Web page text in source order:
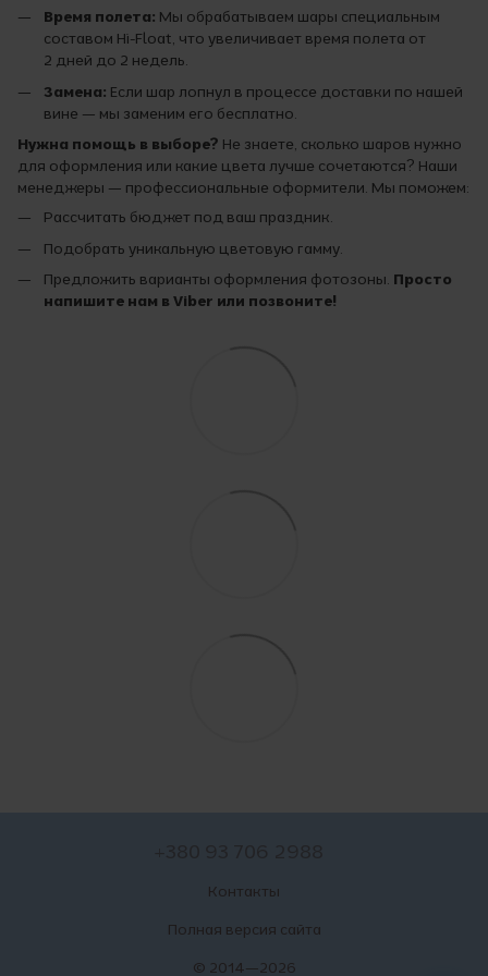
Время полета: Мы обрабатываем шары специальным
составом Hi-Float, что увеличивает время полета от
2 дней до 2 недель.
Замена: Если шар лопнул в процессе доставки по нашей
вине — мы заменим его бесплатно.
Нужна помощь в выборе? Не знаете, сколько шаров нужно
для оформления или какие цвета лучше сочетаются? Наши
менеджеры — профессиональные оформители. Мы поможем:
Рассчитать бюджет под ваш праздник.
Подобрать уникальную цветовую гамму.
Предложить варианты оформления фотозоны. Просто
напишите нам в Viber или позвоните!
Контакты
Полная версия сайта
© 2014—2026